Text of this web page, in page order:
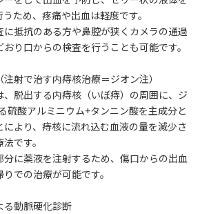
ため、疼痛や出血は軽度です。
抵抗のある方や鼻腔が狭くカメラの通過
り口からの検査を行うことも可能です。
射で治す内痔核治療＝ジオン注）
脱出する内痔核（いぼ痔）の周囲に、ジ
硫酸アルミニウム+タンニン酸を主成分と
により、痔核に流れ込む血液の量を減少さ
です。
に薬液を注射するため、傷口からの出血
での治療が可能です。
る動脈硬化診断